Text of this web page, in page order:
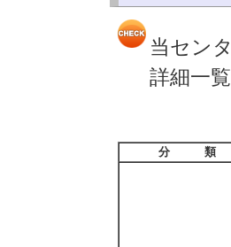
当セン
詳細一
分 類